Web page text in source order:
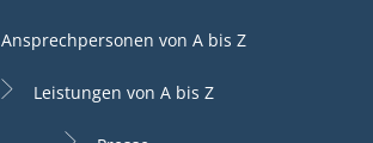
Ansprechpersonen von A bis Z
Leistungen von A bis Z